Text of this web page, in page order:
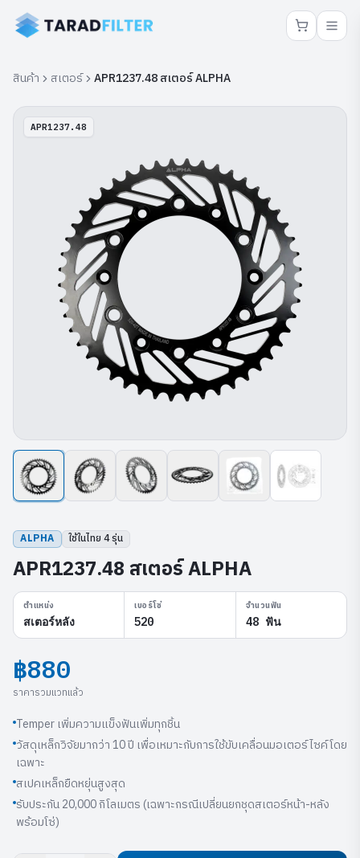
สินค้า สเตอร์ APR1237.48 สเตอร์ ALPHA
APR1237.48
ALPHA ใช้ในไทย 4รุ่น
APR1237.48 สเตอร์ ALPHA
ตำแหน่ง
สเตอร์หลัง
เบอร์โซ่
520
จำนวนฟัน
48 ฟัน
฿880
ราคารวมแวทแล้ว
Temper เพิ่มความแข็งฟันเพิ่มทุกชิ้น
วัสดุเหล็กวิจัยมากว่า 10 ปี เพื่อเหมาะกับการใช้ขับเคลื่อนมอเตอร์ไซค์โดย
เฉพาะ
สเปคเหล็กยืดหยุ่นสูงสุด
รับประกัน 20,000 กิโลเมตร (เฉพาะกรณีเปลี่ยนยกชุดสเตอร์หน้า-หลัง
พร้อมโซ่)